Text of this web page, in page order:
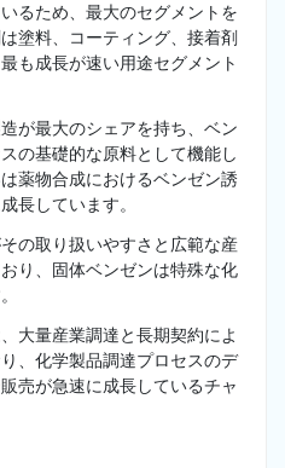
るため、最大のセグメントを
塗料、コーティング、接着剤
も成長が速い用途セグメント
が最大のシェアを持ち、ベン
の基礎的な原料として機能し
薬物合成におけるベンゼン誘
長しています。
の取り扱いやすさと広範な産
り、固体ベンゼンは特殊な化
大量産業調達と長期契約によ
、化学製品調達プロセスのデ
売が急速に成長しているチャ